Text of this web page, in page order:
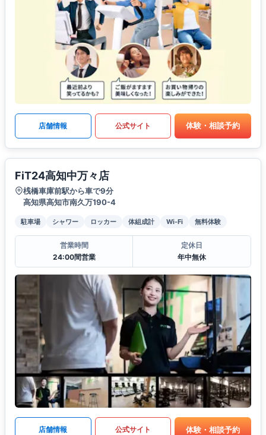
店舗情報 公式サイト 体験・相談予約
FiT24高知中万々店
桟橋車庫前駅から車で9分
高知県高知市南久万190-4
駐車場 シャワー ロッカー 体組成計 Wi-Fi 無料体験
営業時間
24:00間営業
定休日
年中無休
店舗情報 公式サイト 体験・相談予約